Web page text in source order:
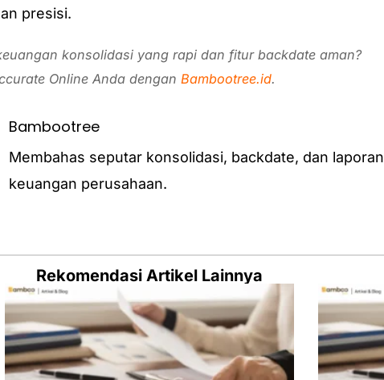
presisi.
konsolidasi yang rapi dan fitur backdate aman?
Online Anda dengan Bambootree.id.
Bambootree
Membahas seputar konsolidasi, backdate, dan laporan
keuangan perusahaan.
Rekomendasi Artikel Lainnya